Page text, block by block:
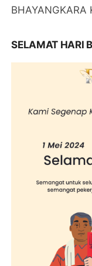
BHAYANGKARA
SELAMAT HARI